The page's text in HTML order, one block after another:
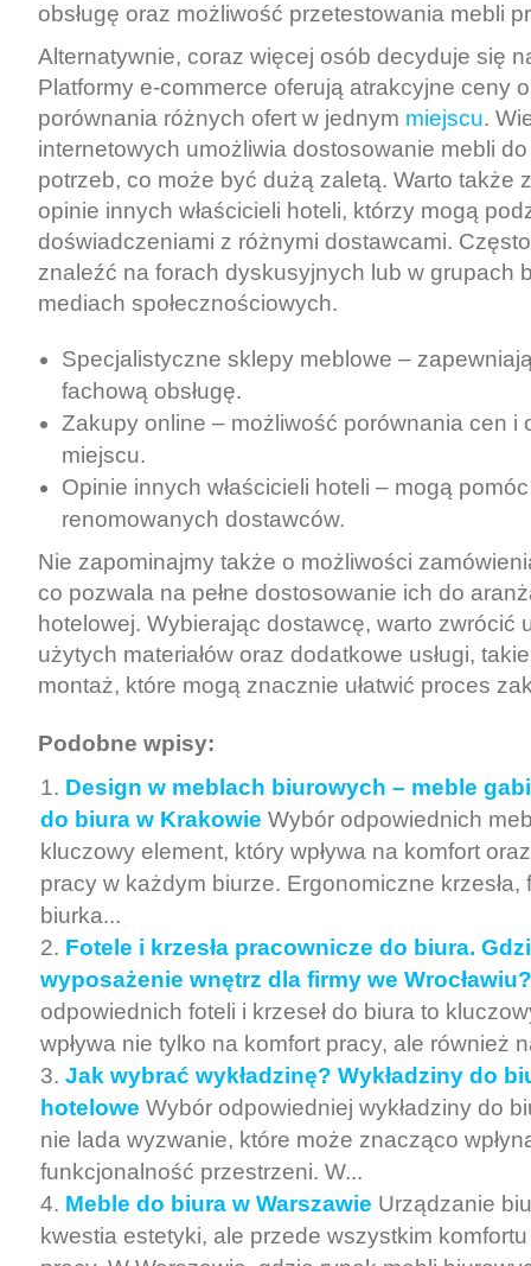
obsługę oraz możliwość przetestowania mebli
Alternatywnie, coraz więcej osób decyduje się
Platformy e-commerce oferują atrakcyjne ceny
porównania różnych ofert w jednym miejscu.
internetowych umożliwia dostosowanie mebli
potrzeb, co może być dużą zaletą. Warto także
opinie innych właścicieli hoteli, którzy mogą
doświadczeniami z różnymi dostawcami.
znaleźć na forach dyskusyjnych lub w grupach
mediach społecznościowych.
Specjalistyczne sklepy meblowe –
fachową obsługę.
Zakupy online – możliwość porównania cen i
miejscu.
Opinie innych właścicieli hoteli – mogą
renomowanych dostawców.
Nie zapominajmy także o możliwości
co pozwala na pełne dostosowanie ich do
hotelowej. Wybierając dostawcę, warto zwrócić
użytych materiałów oraz dodatkowe usługi,
montaż, które mogą znacznie ułatwić proces
Podobne wpisy:
Design w meblach biurowych – meble
do biura w Krakowie Wybór odpowiednich
kluczowy element, który wpływa na komfort
pracy w każdym biurze. Ergonomiczne krzesła,
biurka...
Fotele i krzesła pracownicze do biura.
wyposażenie wnętrz dla firmy we Wrocławiu?
odpowiednich foteli i krzeseł do biura to
wpływa nie tylko na komfort pracy, ale również
Jak wybrać wykładzinę? Wykładziny do
hotelowe Wybór odpowiedniej wykładziny do
nie lada wyzwanie, które może znacząco
funkcjonalność przestrzeni. W...
Meble do biura w Warszawie Urządzanie
kwestia estetyki, ale przede wszystkim